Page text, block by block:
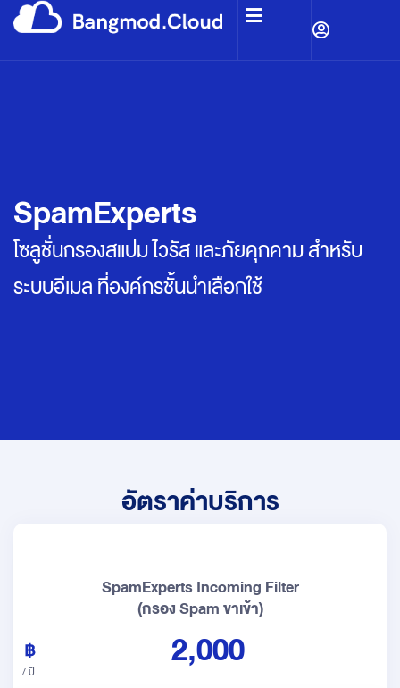
SpamExperts
โซลูชั่นกรองสแปม ไวรัส และภัยคุกคาม สำหรับ
ระบบอีเมล ที่องค์กรชั้นนำเลือกใช้
อัตราค่าบริการ
SpamExperts Incoming Filter
(กรอง Spam ขาเข้า)
2,000
/ ปี